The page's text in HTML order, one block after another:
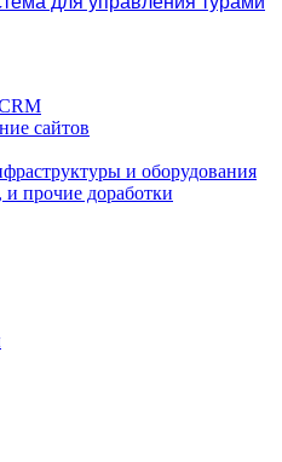
сайтов
и оборудования
и прочие доработки